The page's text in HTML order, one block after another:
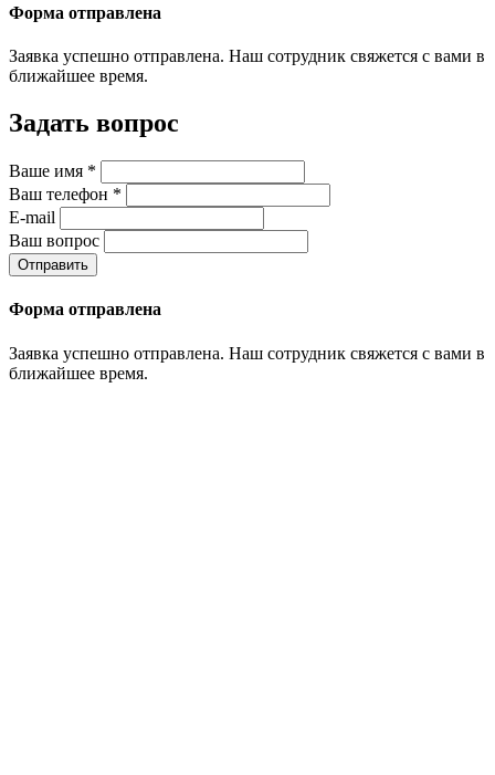
Форма отправлена
Заявка успешно отправлена. Наш сотрудник свяжется с вами в
ближайшее время.
Задать вопрос
Ваше имя *
Ваш телефон *
E-mail
Ваш вопрос
Отправить
Форма отправлена
Заявка успешно отправлена. Наш сотрудник свяжется с вами в
ближайшее время.